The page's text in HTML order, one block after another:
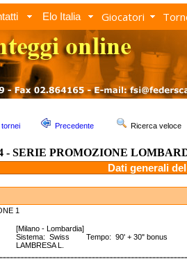
Elo Italia Giocatori
Precedente Ricerca veloce
- SERIE PROMOZIONE
Dati generali
1
1
[Milano - Lombardia]
Sistema: Swiss Tempo: 90' + 30" bonus
LAMBRESA L.